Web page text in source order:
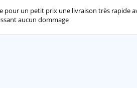
fourni avec 3x socles ronds
ronds Citadel de 25 mm.
pour un petit prix une livraison très rapide
aucun dommage